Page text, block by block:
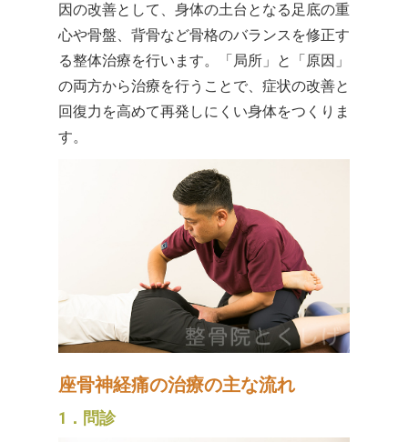
因の改善として、身体の土台となる足底の重
心や骨盤、背骨など骨格のバランスを修正す
る整体治療を行います。「局所」と「原因」
の両方から治療を行うことで、症状の改善と
回復力を高めて再発しにくい身体をつくりま
す。
座骨神経痛の治療の主な流れ
1．問診